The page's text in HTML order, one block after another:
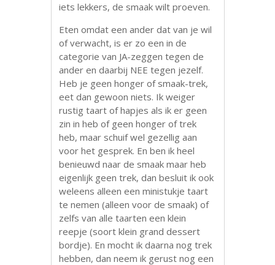
iets lekkers, de smaak wilt proeven.
Eten omdat een ander dat van je wil
of verwacht, is er zo een in de
categorie van JA-zeggen tegen de
ander en daarbij NEE tegen jezelf.
Heb je geen honger of smaak-trek,
eet dan gewoon niets. Ik weiger
rustig taart of hapjes als ik er geen
zin in heb of geen honger of trek
heb, maar schuif wel gezellig aan
voor het gesprek. En ben ik heel
benieuwd naar de smaak maar heb
eigenlijk geen trek, dan besluit ik ook
weleens alleen een ministukje taart
te nemen (alleen voor de smaak) of
zelfs van alle taarten een klein
reepje (soort klein grand dessert
bordje). En mocht ik daarna nog trek
hebben, dan neem ik gerust nog een